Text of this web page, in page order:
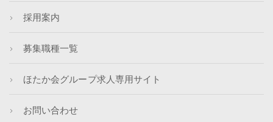
採用案内
募集職種一覧
ほたか会グループ求人専用サイト
お問い合わせ